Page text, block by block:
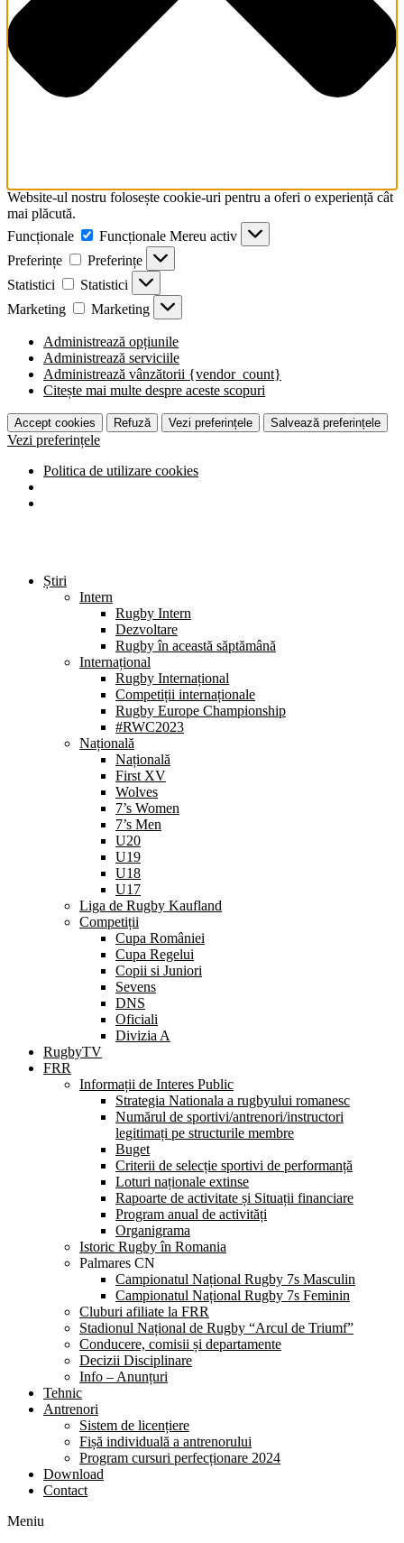
screen
reader
to
help
navigate
Website-ul nostru folosește cookie-uri pentru a oferi o experiență cât
mai plăcută.
Funcționale
Funcționale Mereu activ
Preferințe
Preferințe
Statistici
Statistici
Marketing
Marketing
Administrează opțiunile
Administrează serviciile
Administrează vânzătorii {vendor_count}
Citește mai multe despre aceste scopuri
Accept cookies Refuză Vezi preferințele Salvează preferințele
Vezi preferințele
Politica de utilizare cookies
Știri
Intern
Rugby Intern
Dezvoltare
Rugby în această săptămână
Internațional
Rugby Internațional
Competiții internaționale
Rugby Europe Championship
#RWC2023
Națională
Națională
First XV
Wolves
7’s Women
7’s Men
U20
U19
U18
U17
Liga de Rugby Kaufland
Competiții
Cupa României
Cupa Regelui
Copii si Juniori
Sevens
DNS
Oficiali
Divizia A
RugbyTV
FRR
Informații de Interes Public
Strategia Nationala a rugbyului romanesc
Numărul de sportivi/antrenori/instructori
legitimați pe structurile membre
Buget
Criterii de selecție sportivi de performanță
Loturi naționale extinse
Rapoarte de activitate și Situații financiare
Program anual de activități
Organigrama
Istoric Rugby în Romania
Palmares CN
Campionatul Național Rugby 7s Masculin
Campionatul Național Rugby 7s Feminin
Cluburi afiliate la FRR
Stadionul Național de Rugby “Arcul de Triumf”
Conducere, comisii și departamente
Decizii Disciplinare
Info – Anunțuri
Tehnic
Antrenori
Sistem de licențiere
Fișă individuală a antrenorului
Program cursuri perfecționare 2024
Download
Contact
Meniu